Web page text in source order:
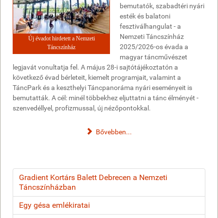
Új évadot hirdetett a Nemzeti
Táncszínház
bemutatók, szabadtéri nyári
esték és balatoni
fesztiválhangulat - a
Nemzeti Táncszínház
2025/2026-os évada a
magyar táncművészet
legjavát vonultatja fel. A május 28-i sajtótájékoztatón a
következő évad bérleteit, kiemelt programjait, valamint a
TáncPark és a keszthelyi Táncpanoráma nyári eseményeit is
bemutatták. A cél: minél többekhez eljuttatni a tánc élményét -
szenvedéllyel, profizmussal, új nézőpontokkal.
Bővebben...
Gradient Kortárs Balett Debrecen a Nemzeti
Táncszínházban
Egy gésa emlékiratai